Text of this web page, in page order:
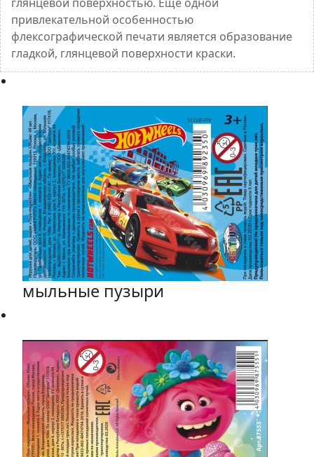
глянцевой поверхностью. Еще одной
привлекательной особенностью
флексографической печати является образование
гладкой, глянцевой поверхности краски.
мыльные пузыри